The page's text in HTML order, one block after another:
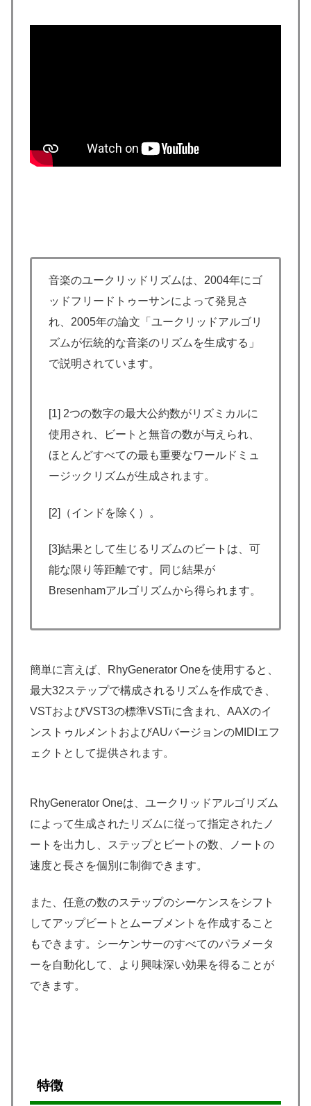
音楽のユークリッドリズムは、2004年にゴ
ッドフリードトゥーサンによって発見さ
れ、2005年の論文「ユークリッドアルゴリ
ズムが伝統的な音楽のリズムを生成する」
で説明されています。
[1] 2つの数字の最大公約数がリズミカルに
使用され、ビートと無音の数が与えられ、
ほとんどすべての最も重要なワールドミュ
ージックリズムが生成されます。
[2]（インドを除く）。
[3]結果として生じるリズムのビートは、可
能な限り等距離です。同じ結果が
Bresenhamアルゴリズムから得られます。
簡単に言えば、RhyGenerator Oneを使用すると、
最大32ステップで構成されるリズムを作成でき、
VSTおよびVST3の標準VSTiに含まれ、AAXのイ
ンストゥルメントおよびAUバージョンのMIDIエフ
ェクトとして提供されます。
RhyGenerator Oneは、ユークリッドアルゴリズム
によって生成されたリズムに従って指定されたノ
ートを出力し、ステップとビートの数、ノートの
速度と長さを個別に制御できます。
また、任意の数のステップのシーケンスをシフト
してアップビートとムーブメントを作成すること
もできます。シーケンサーのすべてのパラメータ
ーを自動化して、より興味深い効果を得ることが
できます。
特徴